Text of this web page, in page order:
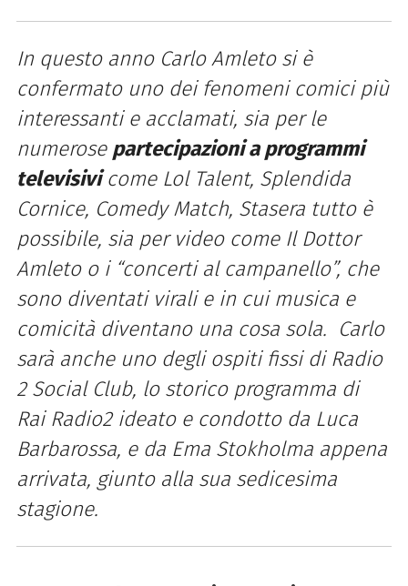
In questo anno Carlo Amleto si è
confermato uno dei fenomeni comici più
interessanti e acclamati, sia per le
numerose partecipazioni a programmi
televisivicome Lol Talent, Splendida
Cornice, Comedy Match, Stasera tutto è
possibile, sia per video come Il Dottor
Amleto o i “concerti al campanello”, che
sono diventati virali e in cui musica e
comicità diventano una cosa sola. Carlo
sarà anche uno degli ospiti fissi di Radio
2 Social Club, lo storico programma di
Rai Radio2 ideato e condotto da Luca
Barbarossa, e da Ema Stokholma appena
arrivata, giunto alla sua sedicesima
stagione.